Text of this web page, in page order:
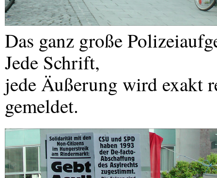
Das ganz große
Jede Schrift,
jede Äußerung wird exakt
gemeldet.